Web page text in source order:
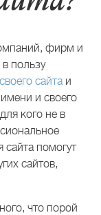
фирм и
пользу
сайтаи
и своего
кого не в
помогут
сайтов,
что порой